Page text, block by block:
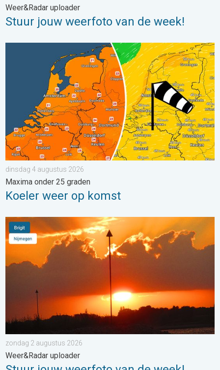
Weer&Radar uploader
Stuur jouw weerfoto van de week!
Koeler weer op komst. Maxima onder 25 graden. . . dinsdag
dinsdag 4 augustus 2026
Maxima onder 25 graden
Koeler weer op komst
Stuur jouw weerfoto van de week!. Weer&Radar uploader. . .
zondag 2 augustus 2026
Weer&Radar uploader